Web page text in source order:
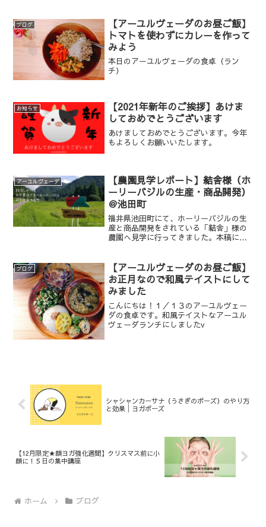
ブログ
【アーユルヴェーダのお昼ご飯】
トマトを使わずにカレーを作って
みよう
本日のアーユルヴェーダの食卓（ラン
チ）
お知らせ
【2021年新年のご挨拶】あけま
しておめでとうございます
あけましておめでとうございます。今年
もよろしくお願いいたします。
アーユルヴェーダ
【農園見学レポート】結舎様（ホ
ーリーバジルの生産・商品開発）
＠池田町
福井県池田町にて、ホーリーバジルの生
産と商品開発をされている「結舎」様の
農園へ見学に行ってきました。本稿にて
ゥルシー）はインド・ネパール原産のシ
ソ科の植物。草丈は30～...
ブログ
【アーユルヴェーダのお昼ご飯】
お正月なので和風テイストにして
みました
こんにちは！１／１３のアーユルヴェー
ダの食卓です。和風テイストなアーユル
ヴェーダランチにしましたv
シャシャンカーサナ（うさぎのポーズ）のやり方
と効果│ヨガポーズ
【12月限定★顔ヨガ強化週間】クリスマス前に小
顔に！５日の集中講座
ホーム ブログ